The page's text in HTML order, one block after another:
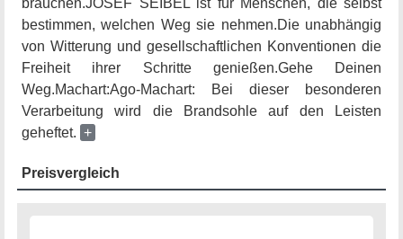
brauchen.JOSEF SEIBEL ist für Menschen, die selbst
bestimmen, welchen Weg sie nehmen.Die unabhängig
von Witterung und gesellschaftlichen Konventionen die
Freiheit ihrer Schritte genießen.Gehe Deinen
Weg.Machart:Ago-Machart: Bei dieser besonderen
Verarbeitung wird die Brandsohle auf den Leisten
geheftet. +
Preisvergleich